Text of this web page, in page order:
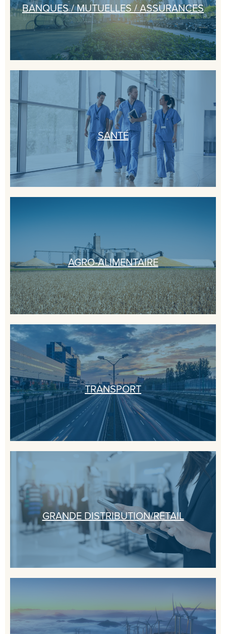
BANQUES / MUTUELLES / ASSURANCES
SANTÉ
AGRO-ALIMENTAIRE
TRANSPORT
GRANDE DISTRIBUTION/RETAIL